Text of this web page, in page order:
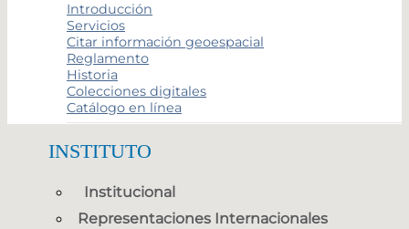
Introducción
Servicios
Citar información geoespacial
Reglamento
Historia
Colecciones digitales
Catálogo en línea
INSTITUTO
Institucional
Representaciones Internacionales